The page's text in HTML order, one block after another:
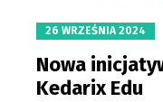
26 WRZEŚNIA 2024
Nowa
Kedarix Edu